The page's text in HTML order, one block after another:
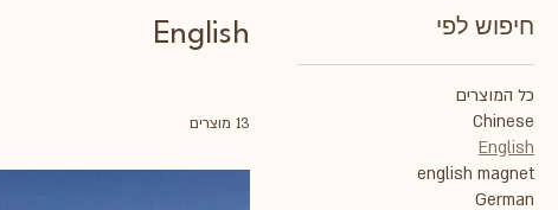
חיפוש לפי
כל המוצרים
Chinese
English
english magnet
German
English
13 מוצרים